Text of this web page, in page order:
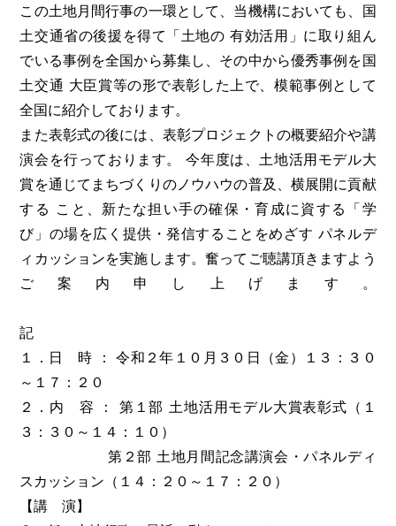
この土地月間行事の一環として、当機構においても、国
土交通省の後援を得て「土地の 有効活用」に取り組ん
でいる事例を全国から募集し、その中から優秀事例を国
土交通 大臣賞等の形で表彰した上で、模範事例として
全国に紹介しております。
また表彰式の後には、表彰プロジェクトの概要紹介や講
演会を行っております。 今年度は、土地活用モデル大
賞を通じてまちづくりのノウハウの普及、横展開に貢献
する こと、新たな担い手の確保・育成に資する「学
び」の場を広く提供・発信することをめざす パネルデ
ィカッションを実施します。奮ってご聴講頂きますよう
ご案内申し上げます。
記
１．日 時 ： 令和２年１０月３０日（金）１３：３０
～１７：２０
２．内 容 ： 第１部 土地活用モデル大賞表彰式（１
３：３０～１４：１０）
第２部 土地月間記念講演会・パネルディ
スカッション（１４：２０～１７：２０）
【講 演】